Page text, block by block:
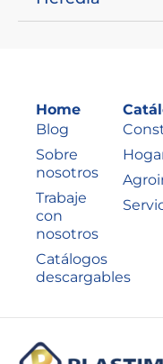
Home
Blog
Sobre
nosotros
Trabaje
con
nosotros
Catálogos
descargables